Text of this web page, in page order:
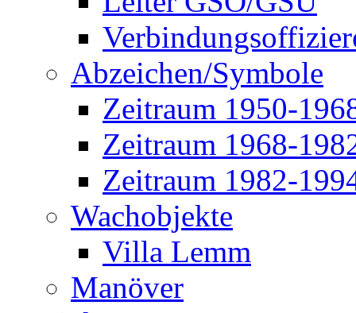
Abzeichen/Symbole
Zeitraum 1950-
Zeitraum 1968-
Zeitraum 1982-
Wachobjekte
Villa Lemm
Manöver